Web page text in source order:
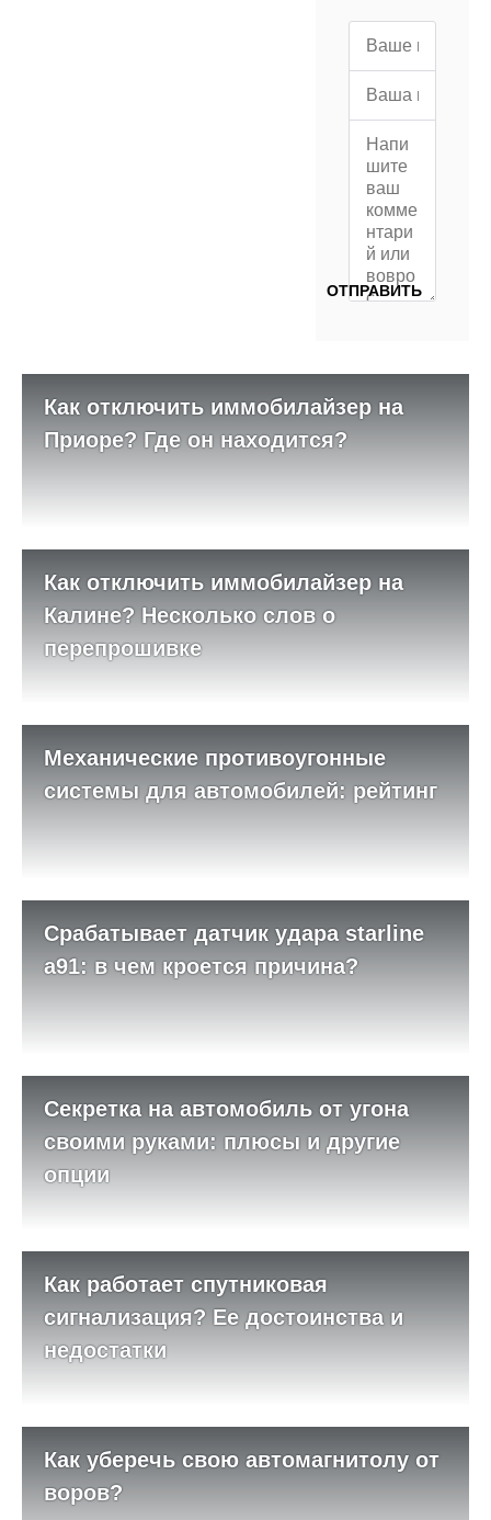
Как отключить иммобилайзер на
Приоре? Где он находится?
Как отключить иммобилайзер на
Калине? Несколько слов о
перепрошивке
Механические противоугонные
системы для автомобилей: рейтинг
Срабатывает датчик удара starline
a91: в чем кроется причина?
Секретка на автомобиль от угона
своими руками: плюсы и другие
опции
Как работает спутниковая
сигнализация? Ее достоинства и
недостатки
Как уберечь свою автомагнитолу от
воров?